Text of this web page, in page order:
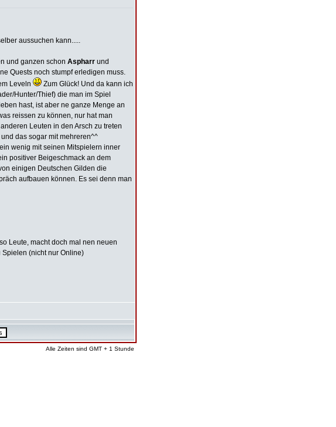
aussuchen kann.....
und ganzen schon Aspharr und
Quests noch stumpf erledigen muss.
Leveln
Zum Glück! Und da kann ich
Hunter/Thief) die man im Spiel
hast, ist aber ne ganze Menge an
reissen zu können, nur hat man
Leuten in den Arsch zu treten
das sogar mit mehreren^^
wenig mit seinen Mitspielern inner
positiver Beigeschmack an dem
einigen Deutschen Gilden die
aufbauen können. Es sei denn man
Leute, macht doch mal nen neuen
(nicht nur Online)
Alle Zeiten sind GMT + 1 Stunde